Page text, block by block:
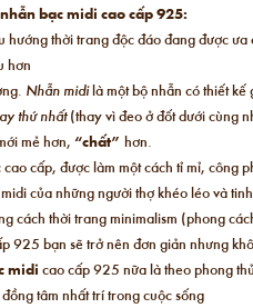
bạc midi cao cấp 925:
thời trang độc đáo đang được
hơn
Nhẫn midilà một bộ nhẫn có thiết kế
thứ nhất(thay vì đeo ở đốt dưới cùng
mẻ hơn,“chất” hơn.
cấp, được làm một cách tỉ mỉ, công
của những người thợ khéo léo và
cách thời trang minimalism (phong
925 bạn sẽ trở nên đơn giản nhưng
midicao cấp 925 nữa là theo phong
tâm nhất trí trong cuộc sống